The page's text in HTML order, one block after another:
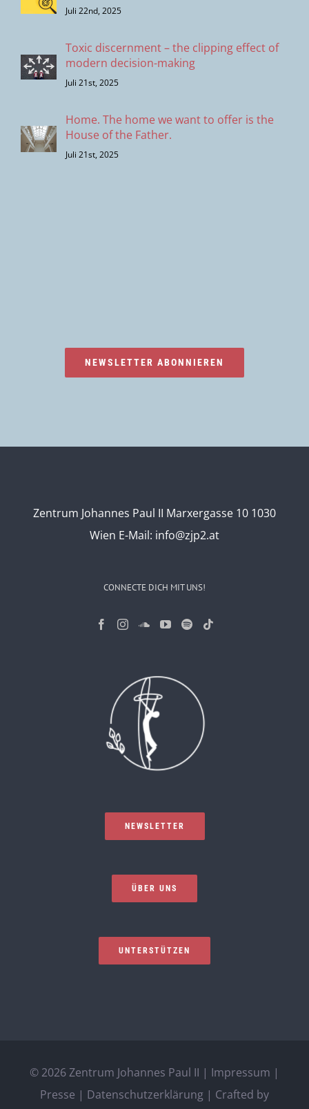
Juli 22nd, 2025
Toxic discernment – the clipping effect of
modern decision-making
Juli 21st, 2025
Home. The home we want to offer is the
House of the Father.
Juli 21st, 2025
NEWSLETTER ABONNIEREN
Zentrum Johannes Paul II Marxergasse 10 1030
Wien E-Mail: info@zjp2.at
CONNECTE DICH MIT UNS!
NEWSLETTER
ÜBER UNS
UNTERSTÜTZEN
© 2026 Zentrum Johannes Paul II | Impressum |
Presse | Datenschutzerklärung | Crafted by